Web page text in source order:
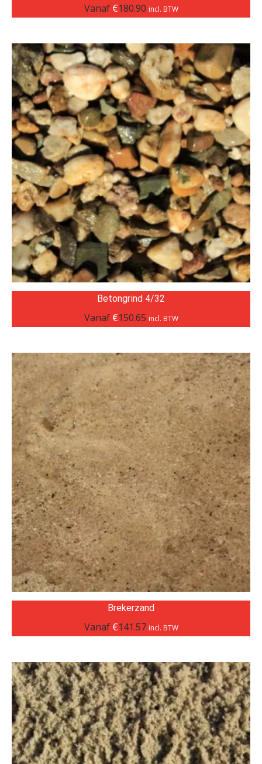
Vanaf €180.90 incl. BTW
Betongrind 4/32
Vanaf €150.65 incl. BTW
Brekerzand
Vanaf €141.57 incl. BTW